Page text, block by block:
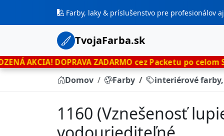
Farby, laky & príslušenstvo pre profesionálov
TvojaFarba.sk
DOPRAVA ZADARMO cez Packetu po celom Slovensku
Domov Farby interiérové
1160 (Vznešenosť